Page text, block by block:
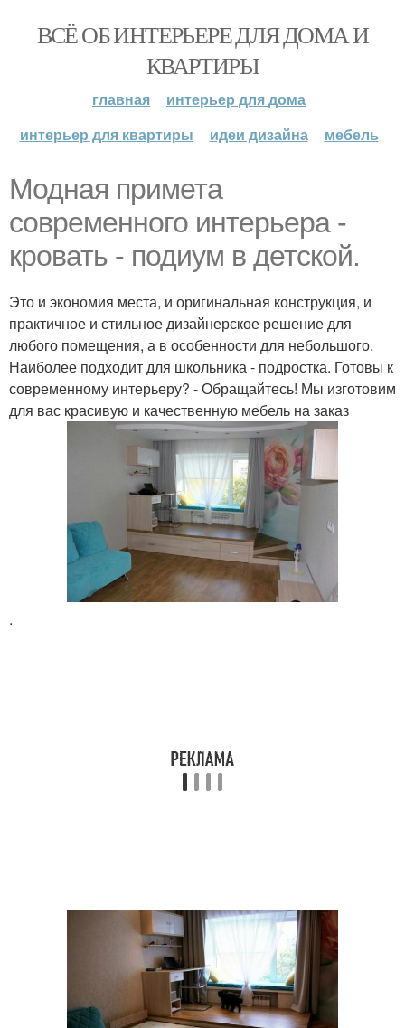
ВСЁ ОБ ИНТЕРЬЕРЕ ДЛЯ ДОМА И
КВАРТИРЫ
главная
интерьер для дома
интерьер для квартиры
идеи дизайна мебель
Модная примета
современного интерьера -
кровать - подиум в детской.
Это и экономия места, и оригинальная конструкция, и
практичное и стильное дизайнерское решение для
любого помещения, а в особенности для небольшого.
Наиболее подходит для школьника - подростка. Готовы к
современному интерьеру? - Обращайтесь! Мы изготовим
для вас красивую и качественную мебель на заказ
.